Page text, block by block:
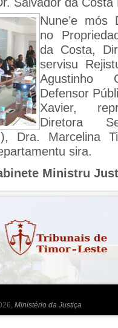
Nune’e mós
no
da Costa,
servisu
Agustinho
Defensor
Xavier,
Diretora
Dra. Marcelina
sira.
Ministru
Ministério da Justiça